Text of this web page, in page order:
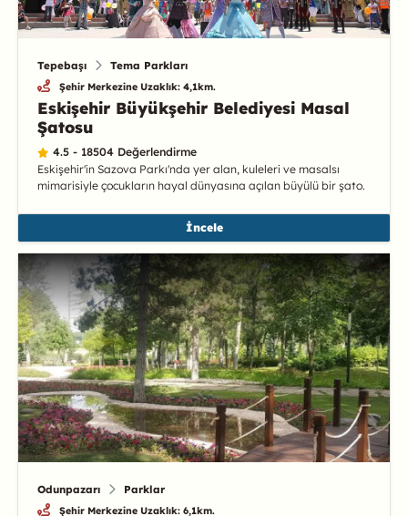
Tepebaşı Tema Parkları
Şehir Merkezine Uzaklık: 4,1km.
Eskişehir Büyükşehir Belediyesi Masal
Şatosu
4.5 - 18504 Değerlendirme
Eskişehir'in Sazova Parkı'nda yer alan, kuleleri ve masalsı
mimarisiyle çocukların hayal dünyasına açılan büyülü bir şato.
İncele
Odunpazarı Parklar
Şehir Merkezine Uzaklık: 6,1km.